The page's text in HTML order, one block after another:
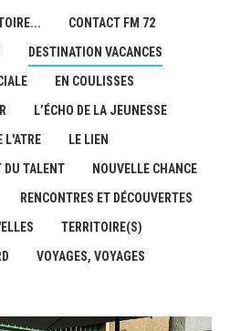
CONTACT FM 72
DESTINATION VACANCES
EN COULISSES
L’ÉCHO DE LA JEUNESSE
L'ATRE
LE LIEN
DU TALENT
NOUVELLE CHANCE
RENCONTRES ET DÉCOUVERTES
TERRITOIRE(S)
VOYAGES, VOYAGES